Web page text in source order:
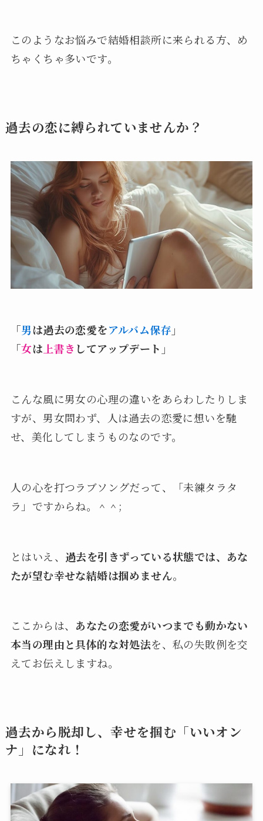
このようなお悩みで結婚相談所に来られる方、め
ちゃくちゃ多いです。
過去の恋に縛られていませんか？
「男は過去の恋愛をアルバム保存 」
「女は 上書き してアップデート」
こんな風に男女の心理の違いをあらわしたりしま
すが、男女問わず、人は過去の恋愛に想いを馳
せ、美化してしまうものなのです。
人の心を打つラブソングだって、「未練タラタ
ラ」ですからね。＾＾;
とはいえ、 過去を引きずっている状態では、あな
たが望む幸せな結婚は掴めません。
ここからは、 あなたの恋愛がいつまでも動かない
本当の理由と具体的な対処法を、私の失敗例を交
えてお伝えしますね。
過去から脱却し、幸せを掴む「いいオン
ナ」になれ！